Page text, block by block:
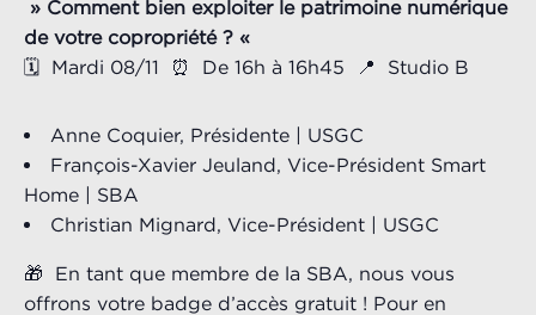
» Comment bien exploiter le patrimoine numérique
de votre copropriété ? «
🗓️ Mardi 08/11 ⏰ De 16h à 16h45 📍 Studio B
Anne Coquier, Présidente | USGC
François-Xavier Jeuland, Vice-Président Smart
Home | SBA
Christian Mignard, Vice-Président | USGC
🎁 En tant que membre de la SBA, nous vous
offrons votre badge d’accès gratuit ! Pour en